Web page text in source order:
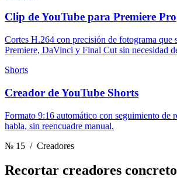
Clip de YouTube para Premiere Pro
Cortes H.264 con precisión de fotograma que
Premiere, DaVinci y Final Cut sin necesidad
Shorts
Creador de YouTube Shorts
Formato 9:16 automático con seguimiento de
habla, sin reencuadre manual.
№ 15 / Creadores
Recortar creadores